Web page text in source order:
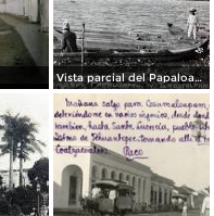
Vista parcial del Papaloapan. ( Circulada el 2 de Febreeo de 1936 ).